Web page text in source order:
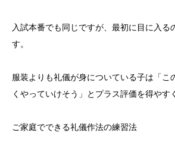
入試本番でも同じですが、最初に目に入る
す。
服装よりも礼儀が身についている子は「こ
くやっていけそう」とプラス評価を得やす
ご家庭でできる礼儀作法の練習法